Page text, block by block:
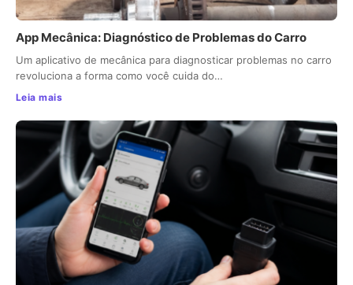
App Mecânica: Diagnóstico de Problemas do Carro
Um aplicativo de mecânica para diagnosticar problemas no carro
revoluciona a forma como você cuida do…
Leia mais